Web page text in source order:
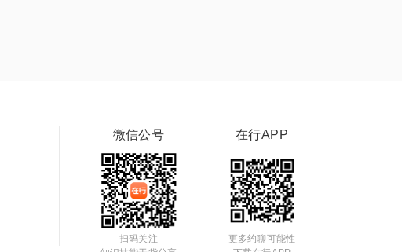
微信公号
扫码关注
在行APP
更多约聊可能性